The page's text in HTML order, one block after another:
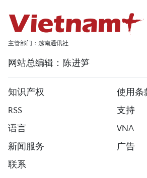
主管部门：越南通讯社
网站总编辑：陈进笋
知识产权
使用条
RSS
支持
语言
VNA
新闻服务
广告
联系